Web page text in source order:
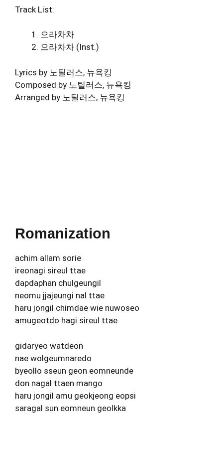
Track List:
으라차차
으라차차 (Inst.)
Lyrics by 노틸러스, 뉴욕킹
Composed by 노틸러스, 뉴욕킹
Arranged by 노틸러스, 뉴욕킹
Romanization
achim allam sorie
ireonagi sireul ttae
dapdaphan chulgeungil
neomu jjajeungi nal ttae
haru jongil chimdae wie nuwoseo
amugeotdo hagi sireul ttae
gidaryeo watdeon
nae wolgeumnaredo
byeollo sseun geon eomneunde
don nagal ttaen mango
haru jongil amu geokjeong eopsi
saragal sun eomneun geolkka